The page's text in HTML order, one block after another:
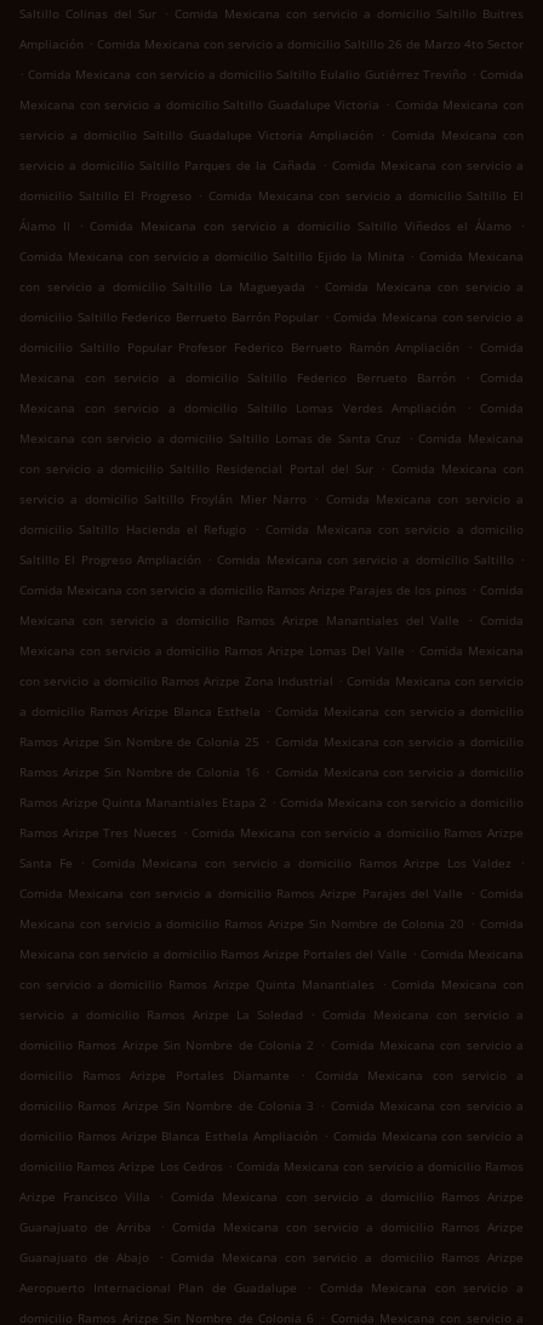
Saltillo Colinas del Sur . Comida Mexicana con servicio a domicilio Saltillo Buitres
Ampliación . Comida Mexicana con servicio a domicilio Saltillo 26 de Marzo 4to Sector
. Comida Mexicana con servicio a domicilio Saltillo Eulalio Gutiérrez Treviño . Comida
Mexicana con servicio a domicilio Saltillo Guadalupe Victoria . Comida Mexicana con
servicio a domicilio Saltillo Guadalupe Victoria Ampliación
. Comida Mexicana con
servicio a domicilio Saltillo Parques de la Cañada . Comida Mexicana con servicio a
domicilio Saltillo El Progreso . Comida Mexicana con servicio a domicilio Saltillo El
Álamo II
. Comida Mexicana con servicio a domicilio Saltillo Viñedos el Álamo
.
Comida Mexicana con servicio a domicilio Saltillo Ejido la Minita . Comida Mexicana
con servicio a domicilio Saltillo La Magueyada
. Comida Mexicana con servicio a
domicilio Saltillo Federico Berrueto Barrón Popular . Comida Mexicana con servicio a
domicilio Saltillo Popular Profesor Federico Berrueto Ramón Ampliación
. Comida
Mexicana con servicio a domicilio Saltillo Federico Berrueto Barrón
.
Comida
Mexicana con servicio a domicilio Saltillo Lomas Verdes Ampliación
.
Comida
Mexicana con servicio a domicilio Saltillo Lomas de Santa Cruz
. Comida Mexicana
con servicio a domicilio Saltillo Residencial Portal del Sur . Comida Mexicana con
servicio a domicilio Saltillo Froylán Mier Narro
. Comida Mexicana con servicio a
domicilio Saltillo Hacienda el Refugio
. Comida Mexicana con servicio a domicilio
Saltillo El Progreso Ampliación . Comida Mexicana con servicio a domicilio Saltillo .
Comida Mexicana con servicio a domicilio Ramos Arizpe Parajes de los pinos . Comida
Mexicana con servicio a domicilio Ramos Arizpe Manantiales del Valle
. Comida
Mexicana con servicio a domicilio Ramos Arizpe Lomas Del Valle . Comida Mexicana
con servicio a domicilio Ramos Arizpe Zona Industrial . Comida Mexicana con servicio
a domicilio Ramos Arizpe Blanca Esthela . Comida Mexicana con servicio a domicilio
Ramos Arizpe Sin Nombre de Colonia 25 . Comida Mexicana con servicio a domicilio
Ramos Arizpe Sin Nombre de Colonia 16 . Comida Mexicana con servicio a domicilio
Ramos Arizpe Quinta Manantiales Etapa 2 . Comida Mexicana con servicio a domicilio
Ramos Arizpe Tres Nueces . Comida Mexicana con servicio a domicilio Ramos Arizpe
Santa Fe
. Comida Mexicana con servicio a domicilio Ramos Arizpe Los Valdez
.
Comida Mexicana con servicio a domicilio Ramos Arizpe Parajes del Valle
. Comida
Mexicana con servicio a domicilio Ramos Arizpe Sin Nombre de Colonia 20 . Comida
Mexicana con servicio a domicilio Ramos Arizpe Portales del Valle . Comida Mexicana
con servicio a domicilio Ramos Arizpe Quinta Manantiales
. Comida Mexicana con
servicio a domicilio Ramos Arizpe La Soledad
. Comida Mexicana con servicio a
domicilio Ramos Arizpe Sin Nombre de Colonia 2 . Comida Mexicana con servicio a
domicilio Ramos Arizpe Portales Diamante
.
Comida Mexicana con servicio a
domicilio Ramos Arizpe Sin Nombre de Colonia 3 . Comida Mexicana con servicio a
domicilio Ramos Arizpe Blanca Esthela Ampliación . Comida Mexicana con servicio a
domicilio Ramos Arizpe Los Cedros . Comida Mexicana con servicio a domicilio Ramos
Arizpe Francisco Villa
. Comida Mexicana con servicio a domicilio Ramos Arizpe
Guanajuato de Arriba
. Comida Mexicana con servicio a domicilio Ramos Arizpe
Guanajuato de Abajo
. Comida Mexicana con servicio a domicilio Ramos Arizpe
Aeropuerto Internacional Plan de Guadalupe
.
Comida Mexicana con servicio a
domicilio Ramos Arizpe Sin Nombre de Colonia 6 . Comida Mexicana con servicio a